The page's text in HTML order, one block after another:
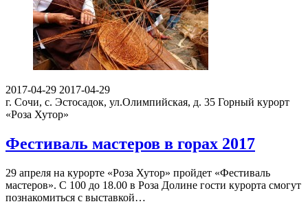
2017-04-29 2017-04-29
г. Сочи, с. Эстосадок, ул.Олимпийская, д. 35 Горный курорт
«Роза Хутор»
Фестиваль мастеров в горах 2017
29 апреля на курорте «Роза Хутор» пройдет «Фестиваль
мастеров». С 100 до 18.00 в Роза Долине гости курорта смогут
познакомиться с выставкой…